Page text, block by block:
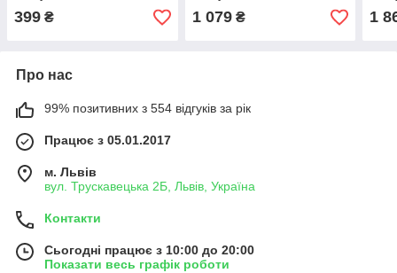
399 ₴ 1 079₴ 1
Про нас
99% позитивних з 554 відгуків за рік
Працює з 05.01.2017
м. Львів
вул. Трускавецька 2Б, Львів, Україна
Контакти
Сьогодні працює з 10:00 до 20:00
Показати весь графік роботи